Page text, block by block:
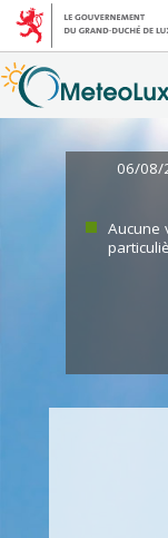
06/08/
Aucune